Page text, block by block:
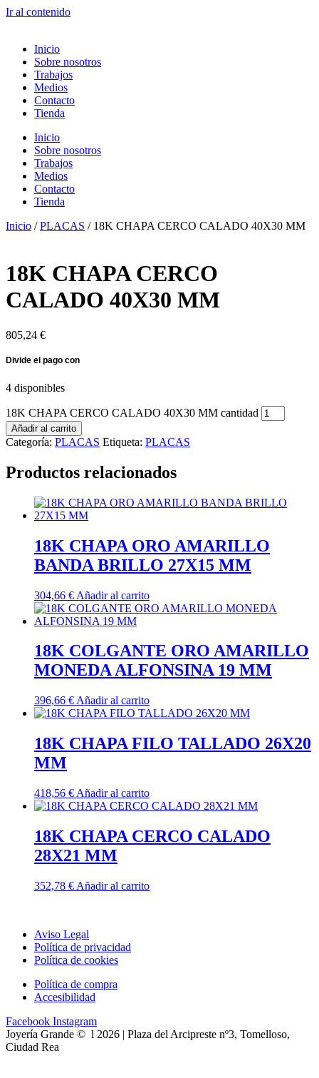
Ir al contenido
Inicio
Sobre nosotros
Trabajos
Medios
Contacto
Tienda
Inicio
Sobre nosotros
Trabajos
Medios
Contacto
Tienda
Inicio /PLACAS / 18K CHAPA CERCO CALADO 40X30 MM
18K CHAPA CERCO
CALADO 40X30 MM
805,24 €
4 disponibles
18K CHAPA CERCO CALADO 40X30 MM cantidad
Añadir al carrito
Categoría: PLACAS Etiqueta: PLACAS
Productos relacionados
18K CHAPA ORO AMARILLO
BANDA BRILLO 27X15 MM
304,66 € Añadir al carrito
18K COLGANTE ORO AMARILLO
MONEDA ALFONSINA 19 MM
396,66 € Añadir al carrito
18K CHAPA FILO TALLADO 26X20
MM
418,56 € Añadir al carrito
18K CHAPA CERCO CALADO
28X21 MM
352,78 € Añadir al carrito
Aviso Legal
Política de privacidad
Política de cookies
Política de compra
Accesibilidad
Facebook Instagram
Joyería Grande © l 2026 | Plaza del Arcipreste nº3, Tomelloso,
Ciudad Rea